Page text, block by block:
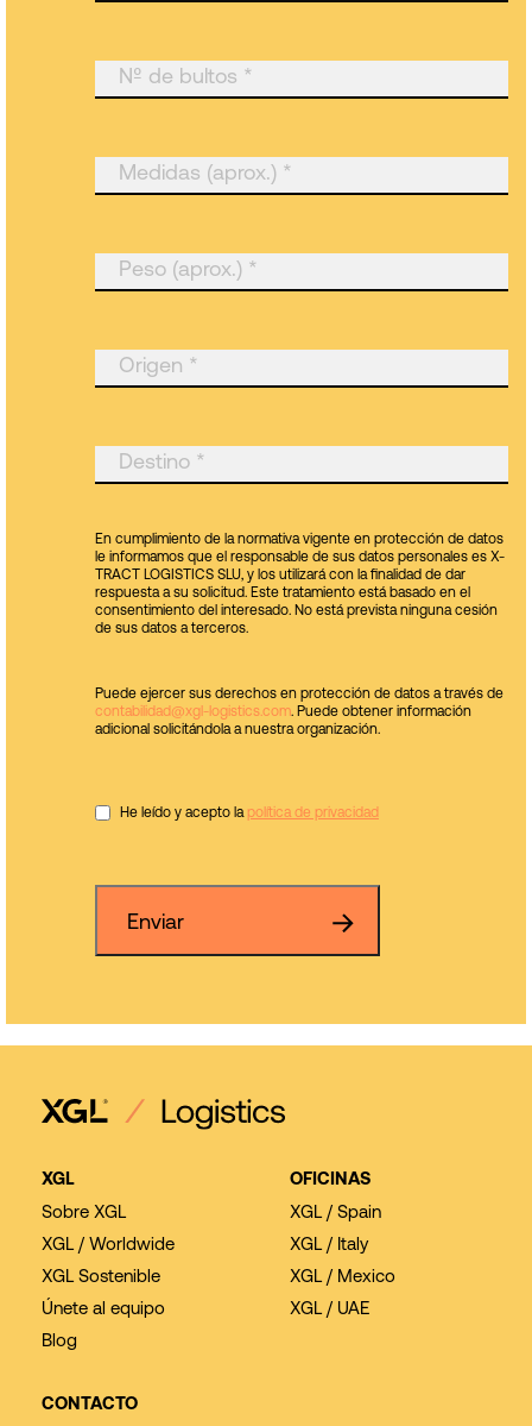
En cumplimiento de la normativa vigente en protección de datos
le informamos que el responsable de sus datos personales es X-
TRACT LOGISTICS SLU, y los utilizará con la finalidad de dar
respuesta a su solicitud. Este tratamiento está basado en el
consentimiento del interesado. No está prevista ninguna cesión
de sus datos a terceros.
Puede ejercer sus derechos en protección de datos a través de
contabilidad@xgl-logistics.com. Puede obtener información
adicional solicitándola a nuestra organización.
He leído y acepto lapolítica de privacidad
Enviar
XGL
Sobre XGL
XGL / Worldwide
XGL Sostenible
Únete al equipo
Blog
OFICINAS
XGL / Spain
XGL / Italy
XGL / Mexico
XGL / UAE
CONTACTO